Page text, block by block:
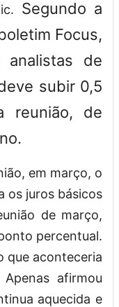
Segundo a
Focus,
analistas de
subir 0,5
reunião, de
em março, o
os juros básicos
de março,
percentual.
que aconteceria
afirmou
aquecida e